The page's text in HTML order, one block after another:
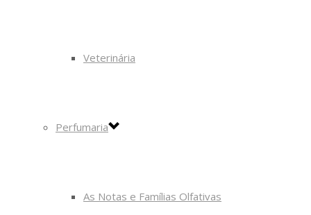
Veterinária
Perfumaria
As Notas e Famílias Olfativas